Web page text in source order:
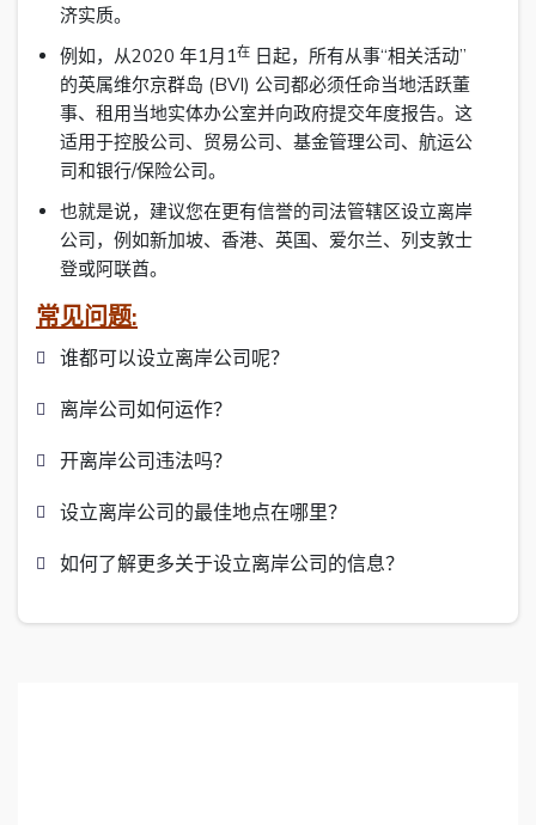
济实质。
例如，从2020 年1月1在 日起，所有从事“相关活动”
的英属维尔京群岛 (BVI) 公司都必须任命当地活跃董
事、租用当地实体办公室并向政府提交年度报告。这
适用于控股公司、贸易公司、基金管理公司、航运公
司和银行/保险公司。
也就是说，建议您在更有信誉的司法管辖区设立离岸
公司，例如新加坡、香港、英国、爱尔兰、列支敦士
登或阿联酋。
常见问题:
谁都可以设立离岸公司呢？
离岸公司如何运作？
开离岸公司违法吗？
设立离岸公司的最佳地点在哪里？
如何了解更多关于设立离岸公司的信息？